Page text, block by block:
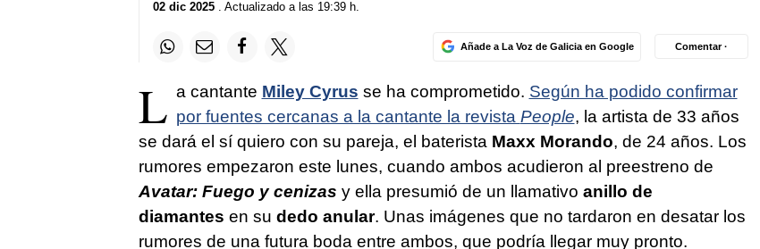
02 dic 2025. Actualizado a las 19:39 h.
Añade a La Voz de Galicia en Google Comentar ·
L a cantante Miley Cyrus se ha comprometido. Según ha podido confirmar
por fuentes cercanas a la cantante la revista People, la artista de 33 años
se dará el sí quiero con su pareja, el baterista Maxx Morando, de 24 años. Los
rumores empezaron este lunes, cuando ambos acudieron al preestreno de
Avatar: Fuego y cenizas y ella presumió de un llamativo anillo de
diamantes en su dedo anular. Unas imágenes que no tardaron en desatar los
rumores de una futura boda entre ambos, que podría llegar muy pronto.